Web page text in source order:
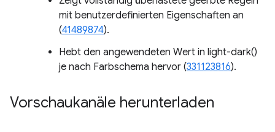
mit benutzerdefinierten Eigenschaften an
(41489874).
Hebt den angewendeten Wert in light-dark()
je nach Farbschema hervor (331123816).
Vorschaukanäle herunterladen